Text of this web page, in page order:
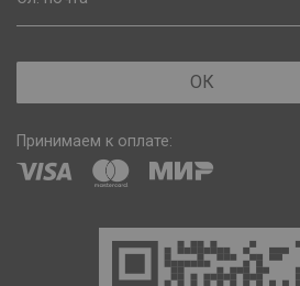
ОК
Принимаем к оплате: